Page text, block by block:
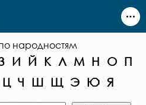
народностям
И Й К Л М Н О П
Ц Ч Ш Щ Э Ю Я